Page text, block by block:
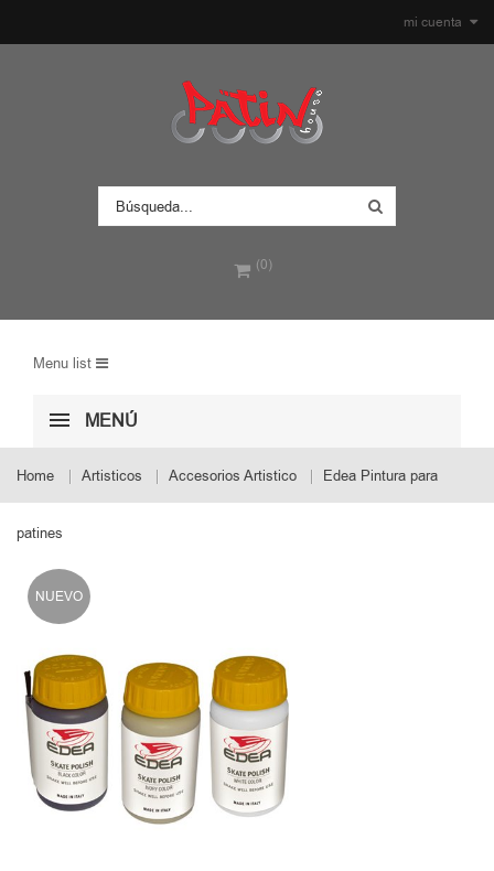
mi cuenta
(0)
Menu list
MENÚ
Home Artisticos Accesorios Artistico Edea Pintura para
patines
NUEVO